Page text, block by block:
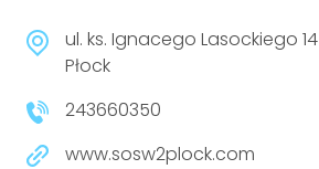
ul. ks. Ignacego Lasockiego 14
Płock
243660350
www.sosw2plock.com